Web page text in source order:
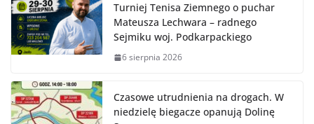
Turniej Tenisa Ziemnego o puchar
Mateusza Lechwara – radnego
Sejmiku woj. Podkarpackiego
6 sierpnia 2026
Czasowe utrudnienia na drogach. W
niedzielę biegacze opanują Dolinę